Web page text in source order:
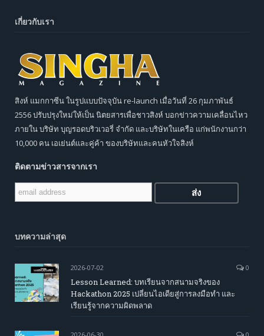
เกี่ยวกับเรา
สิงห์ แมกกาซีน ในรูปแบบปัจจุบัน re-launch เมื่อวันที่ 26 กุมภาพันธ์
2556 ปรับปรุงใหม่ให้เป็น นิตยสารเพื่อชาวสิงห์ บอกข่าวความเคลื่อนไหว
ภายใน บริษัท บุญรอดบริวเวอรี่ จำกัด และบริษัทในเครือ แก่พนักงานกว่า
10,000 คน เอเย่นต์และคู่ค้า ของบริษัทและคนหัวใจสิงห์
ติดตามข่าวสารจากเรา
บทความล่าสุด
2026-07-02 0
Lesson Learned: บทเรียนจากสนามจริงของ
Hackathon 2025 เปลี่ยนไอเดียสู่การลงมือทำ และ
เรียนรู้จากความผิดพลาด